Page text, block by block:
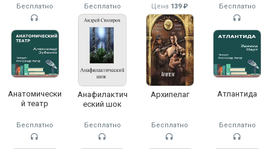
Бесплатно
Анатомически
й театр
Бесплатно
Анафилактич
еский шок
Цена 139 ₽
Архипелаг
Бесплатно
Атлантида
Бесплатно Бесплатно Бесплатно Бесплатно